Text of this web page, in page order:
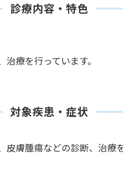
診療内容・特色
療を行っています。
対象疾患・症状
膚腫瘍などの診断、治療